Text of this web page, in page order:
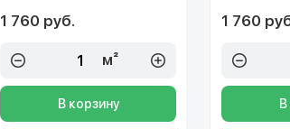
1 760 руб.
м²
В корзину
1 760